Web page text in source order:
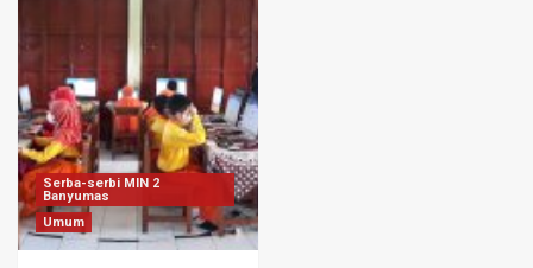
Serba-serbi MIN 2
Banyumas
Umum